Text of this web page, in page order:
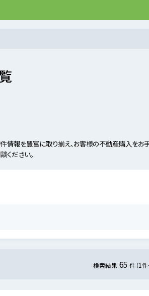
を豊富に取り揃え、お客様の不動産購入をお手
ください。
検索結果 65 件（1